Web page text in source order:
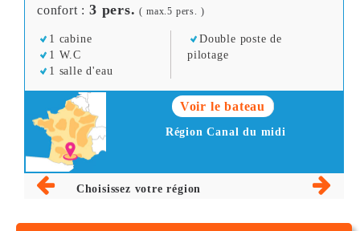
confort : 3 pers. ( max.5 pers. )
1 cabine
1 W.C
1 salle d'eau
Double poste de
pilotage
Voir le bateau
Région Canal du midi
Choisissez votre région